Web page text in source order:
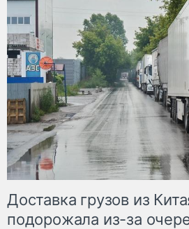
Доставка грузов из
подорожала из-за